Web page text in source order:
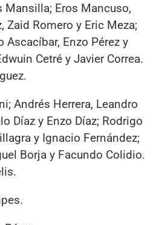
Mansilla; Eros Mancuso,
Zaid Romero y Eric Meza;
Ascacíbar, Enzo Pérez y
Cetré y Javier Correa.
Andrés Herrera, Leandro
Díaz y Enzo Díaz; Rodrigo
y Ignacio Fernández;
Borja y Facundo Colidio.